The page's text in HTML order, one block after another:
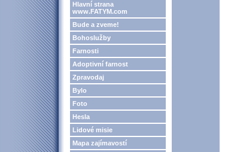
Hlavní strana
www.FATYM.com
Bude a zveme!
Bohoslužby
Farnosti
Adoptivní farnost
Zpravodaj
Bylo
Foto
Hesla
Lidové misie
Mapa zajímavostí